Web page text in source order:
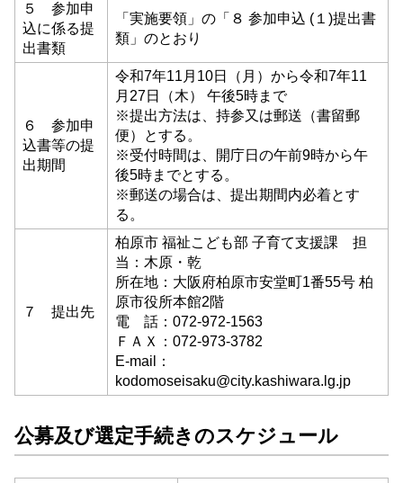
５ 参加申
込に係る提
出書類
「実施要領」の「８ 参加申込 (１)提出書
類」のとおり
６ 参加申
込書等の提
出期間
令和7年11月10日（月）から令和7年11
月27日（木） 午後5時まで
※提出方法は、持参又は郵送（書留郵
便）とする。
※受付時間は、開庁日の午前9時から午
後5時までとする。
※郵送の場合は、提出期間内必着とす
る。
７ 提出先
柏原市 福祉こども部 子育て支援課 担
当：木原・乾
所在地：大阪府柏原市安堂町1番55号 柏
原市役所本館2階
電 話：072-972-1563
ＦＡＸ：072-973-3782
E-mail：
kodomoseisaku@city.kashiwara.lg.jp
公募及び選定手続きのスケジュール